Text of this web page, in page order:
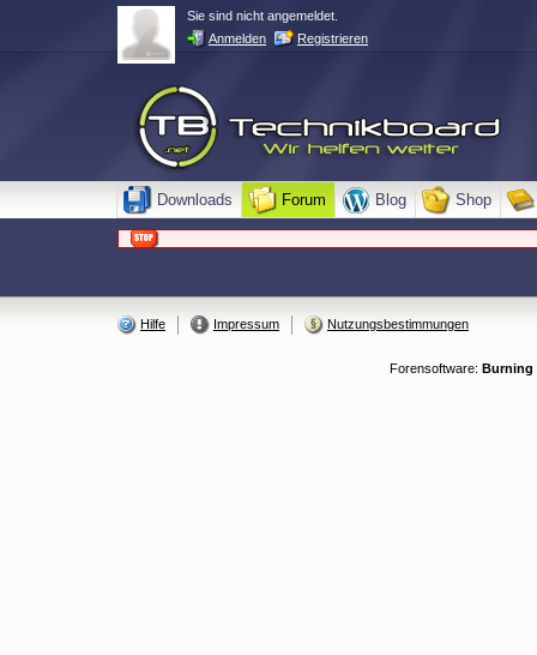
Sie sind nicht angemeldet.
Anmelden
Registrieren
Downloads Forum Blog Shop
Hilfe Impressum Nutzungsbestimmungen
Forensoftware: